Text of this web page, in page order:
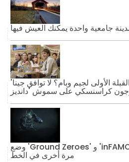
جامعية واحدة يمكنك العيش فيها
'المكتب': متى كانت القبلة الأولى لجيم وبام؟ لا توافق جينا
وضع 'Ground Zeroes' و 'inFAMOUS' Xbox و 'Titanfall'
مرة أخرى في الخط